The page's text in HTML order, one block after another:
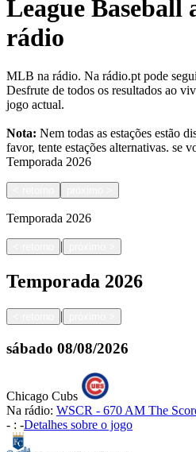
League Baseball
rádio
MLB na rádio. Na rádio.pt pode
Desfrute de todos os resultados ao
jogo actual.
Nota: Nem todas as estações estão
favor, tente estações alternativas. se
Temporada 2026
Temporada 2026
|
Temporada 2026
|
sábado 08/08/2026
Chicago Cubs
Na rádio: WSCR - 670 AM The
- : -Detalhes sobre o jogo